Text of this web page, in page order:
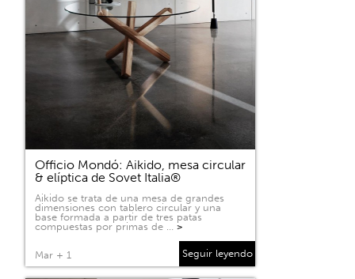
Officio Mondó: Aikido, mesa circular
& elíptica de Sovet Italia®
Aikido se trata de una mesa de grandes
dimensiones con tablero circular y una
base formada a partir de tres patas
compuestas por primas de … >
Mar + 1 Seguir leyendo